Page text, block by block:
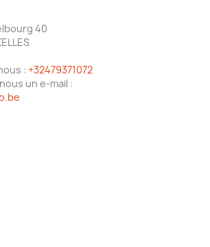
40
: +32479371072
un e-mail :